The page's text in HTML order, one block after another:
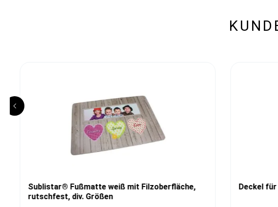
Sublistar® Fußmatte weiß mit Filzoberfläche,
rutschfest, div. Größen
Deckel